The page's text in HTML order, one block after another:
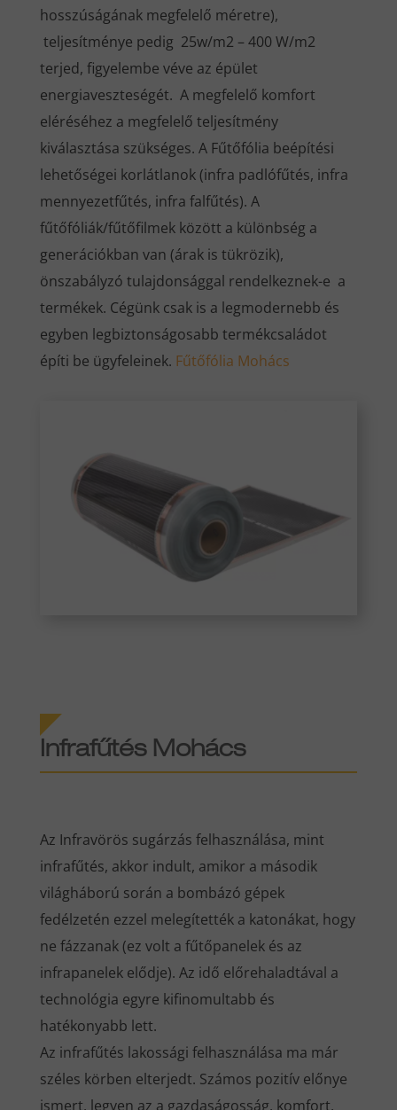
hosszúságának megfelelő méretre),
teljesítménye pedig 25w/m2 – 400 W/m2
terjed, figyelembe véve az épület
energiaveszteségét. A megfelelő komfort
eléréséhez a megfelelő teljesítmény
kiválasztása szükséges. A Fűtőfólia beépítési
lehetőségei korlátlanok (infra padlófűtés, infra
mennyezetfűtés, infra falfűtés). A
fűtőfóliák/fűtőfilmek között a különbség a
generációkban van (árak is tükrözik),
önszabályzó tulajdonsággal rendelkeznek-e a
termékek. Cégünk csak is a legmodernebb és
egyben legbiztonságosabb termékcsaládot
építi be ügyfeleinek. Fűtőfólia Mohács
Infrafűtés Mohács
Az Infravörös sugárzás felhasználása, mint
infrafűtés, akkor indult, amikor a második
világháború során a bombázó gépek
fedélzetén ezzel melegítették a katonákat, hogy
ne fázzanak (ez volt a fűtőpanelek és az
infrapanelek elődje). Az idő előrehaladtával a
technológia egyre kifinomultabb és
hatékonyabb lett.
Az infrafűtés lakossági felhasználása ma már
széles körben elterjedt. Számos pozitív előnye
ismert, legyen az a gazdaságosság, komfort,